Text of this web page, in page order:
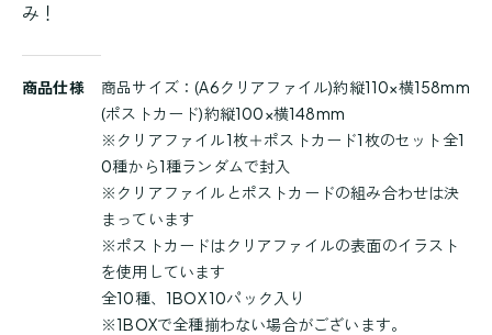
み！
品
商品仕様
商品サイズ：(A6クリアファイル)約縦110×横158mm
(ポストカード)約縦100×横148mm
※クリアファイル1枚＋ポストカード1枚のセット全1
0種から1種ランダムで封入
※クリアファイルとポストカードの組み合わせは決
まっています
※ポストカードはクリアファイルの表面のイラスト
を使用しています
全10種、1BOX 10パック入り
※1BOXで全種揃わない場合がございます。